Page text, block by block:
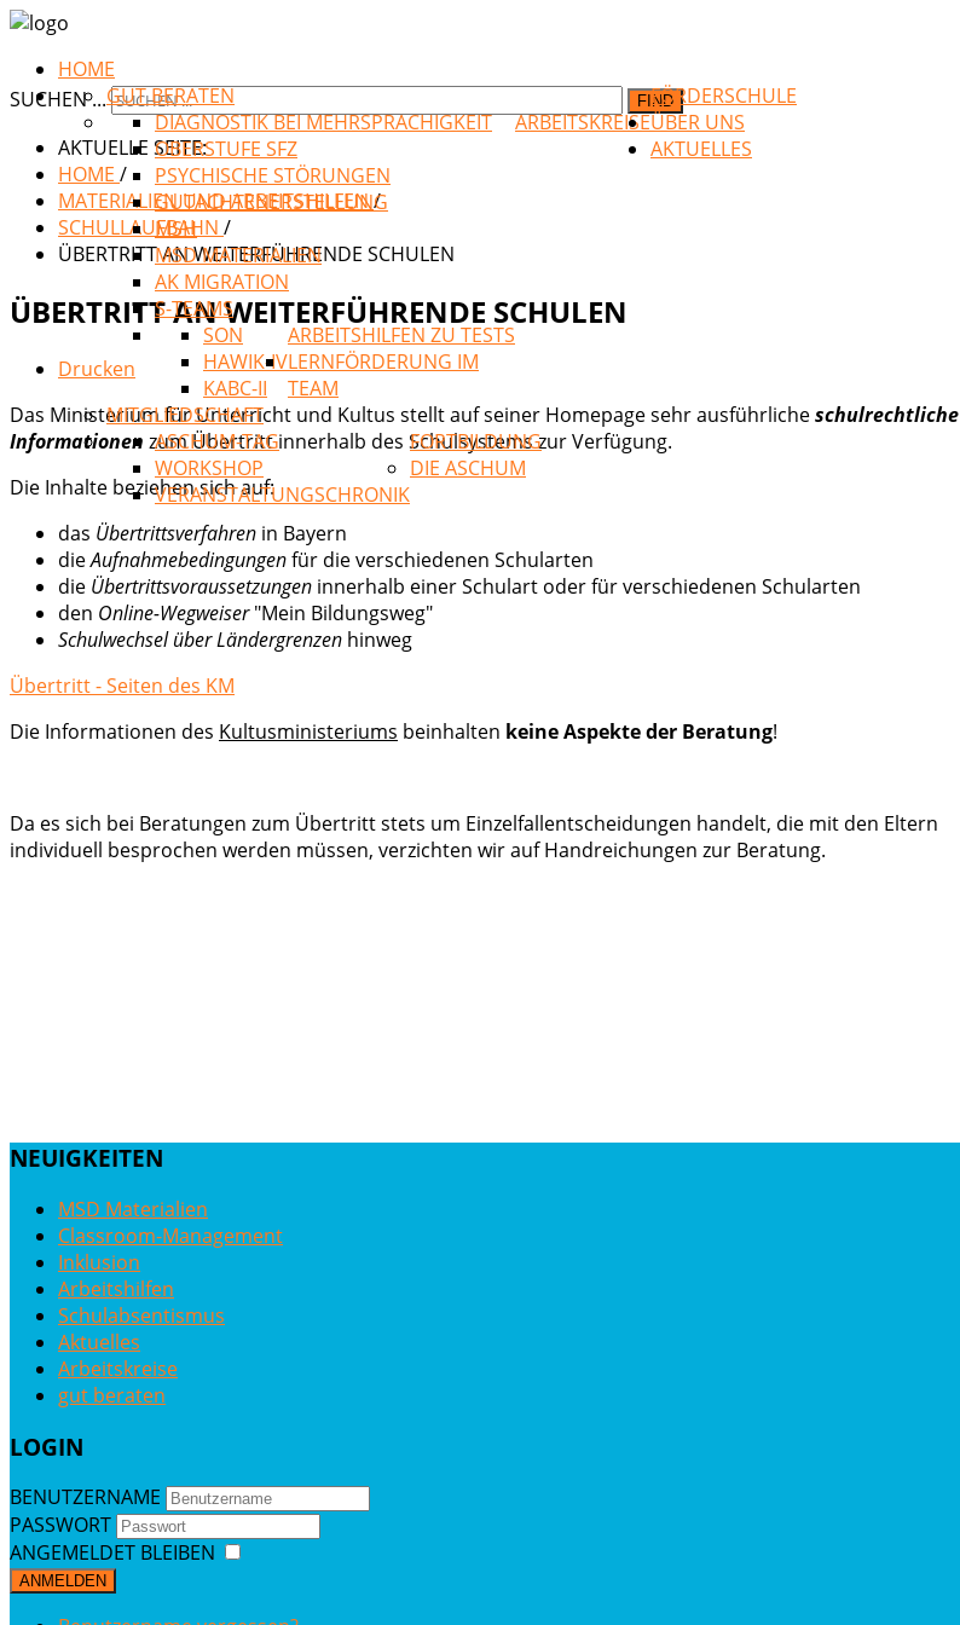
HOME
FÖRDERSCHULE
GUT BERATEN
ARBEITSKREISE
DIAGNOSTIK BEI MEHRSPRACHIGKEIT
OBERSTUFE SFZ
PSYCHISCHE STÖRUNGEN
GUTACHTENERSTELLUNG
MSH
MSD MATERIALIEN
AK MIGRATION
S-TEAMS
ARBEITSHILFEN ZU TESTS
SON
HAWIK-IV
KABC-II
LERNFÖRDERUNG IM
TEAM
ÜBER UNS
MITGLIEDSCHAFT
FORTBILDUNG
ASCHUM-TAG
WORKSHOP
VERANSTALTUNGSCHRONIK
DIE ASCHUM
AKTUELLES
SUCHEN ... FIND
AKTUELLE SEITE:
HOME /
MATERIALIEN UND ARBEITSHILFEN/
SCHULLAUFBAHN /
ÜBERTRITT AN WEITERFÜHRENDE SCHULEN
ÜBERTRITT AN WEITERFÜHRENDE SCHULEN
Drucken
Das Ministerium für Unterricht und Kultus stellt auf seiner Homepage sehr ausführlicheschulrechtliche
Informationen zum Übertritt innerhalb des Schulsystems zur Verfügung.
Die Inhalte beziehen sich auf:
das Übertrittsverfahren in Bayern
dieAufnahmebedingungenfür die verschiedenen Schularten
die Übertrittsvoraussetzungen innerhalb einer Schulart oder für verschiedenen Schularten
den Online-Wegweiser"Mein Bildungsweg"
Schulwechsel über Ländergrenzen hinweg
Übertritt - Seiten des KM
Die Informationen des Kultusministeriums beinhalten keine Aspekte der Beratung!
Da es sich bei Beratungen zum Übertritt stets um Einzelfallentscheidungen handelt, die mit den Eltern
individuell besprochen werden müssen, verzichten wir auf Handreichungen zur Beratung.
NEUIGKEITEN
MSD Materialien
Classroom-Management
Inklusion
Arbeitshilfen
Schulabsentismus
Aktuelles
Arbeitskreise
gut beraten
LOGIN
BENUTZERNAME
PASSWORT
ANGEMELDET BLEIBEN
ANMELDEN